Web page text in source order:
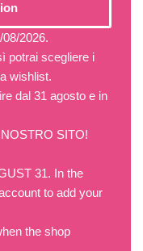
2026.
potrai scegliere i
wishlist.
dal 31 agosto e in
SITO!
31. In the
to add your
the shop